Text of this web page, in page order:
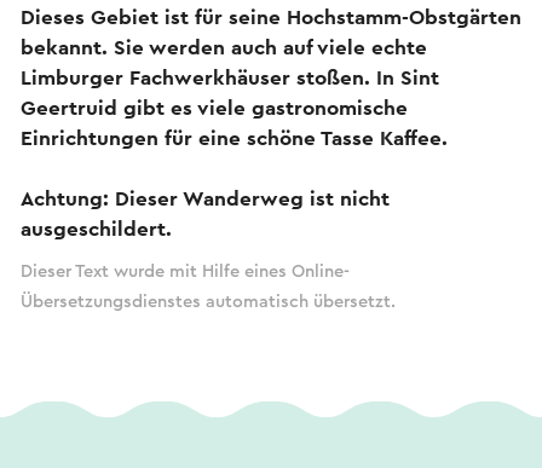
Dieses Gebiet ist für seine Hochstamm-Obstgärten
bekannt. Sie werden auch auf viele echte
Limburger Fachwerkhäuser stoßen. In Sint
Geertruid gibt es viele gastronomische
Einrichtungen für eine schöne Tasse Kaffee.
Achtung: Dieser Wanderweg ist nicht
ausgeschildert.
Dieser Text wurde mit Hilfe eines Online-
Übersetzungsdienstes automatisch übersetzt.